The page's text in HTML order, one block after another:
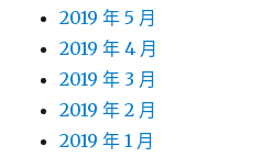
2019 年 5 月
2019 年 4 月
2019 年 3 月
2019 年 2 月
2019 年 1 月